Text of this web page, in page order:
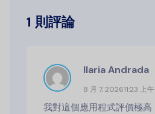
1 則評論
Ilaria Andrada
8 月 7, 202611:23 上午
我對這個應用程式評價極高